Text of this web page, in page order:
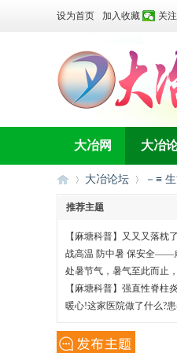
设为首页 加入收藏 关
大冶网 大冶
大 »
大冶论坛
›
－≡
推荐主题
【麻塘科普】又又又落枕
战高温 防中暑 保安全——
处暑节气，暑气至此而止
【麻塘科普】强直性脊柱
暖心!这家医院做了什么?